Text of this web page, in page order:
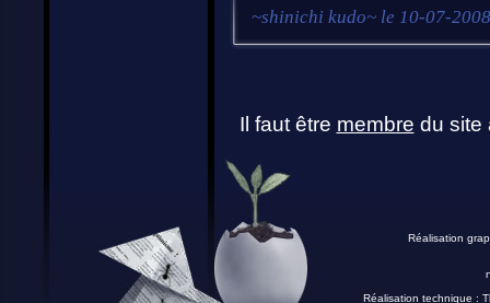
~shinichi kudo~ le 10-07-
Il faut être membre du site
Réalisation
Réalisation technique :